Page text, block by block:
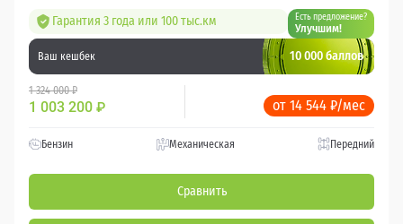
Гарантия 3 года или 100 тыс.км Есть предложение?
Улучшим!
Ваш кешбек 10 000 баллов
1 324 000 ₽
1 003 200 ₽ от 14 544 ₽/мес
Бензин Механическая Передний
Сравнить